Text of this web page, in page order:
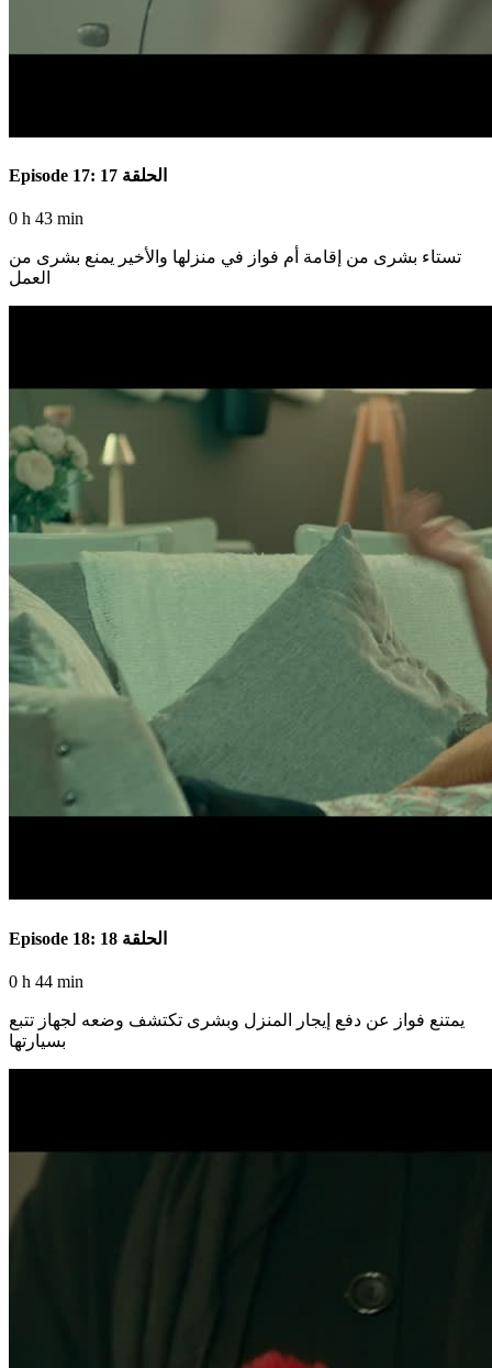
Episode 17: الحلقة 17
0 h 43 min
تستاء بشرى من إقامة أم فواز في منزلها والأخير يمنع بشرى من
العمل
Episode 18: الحلقة 18
0 h 44 min
يمتنع فواز عن دفع إيجار المنزل وبشرى تكتشف وضعه لجهاز تتبع
بسيارتها